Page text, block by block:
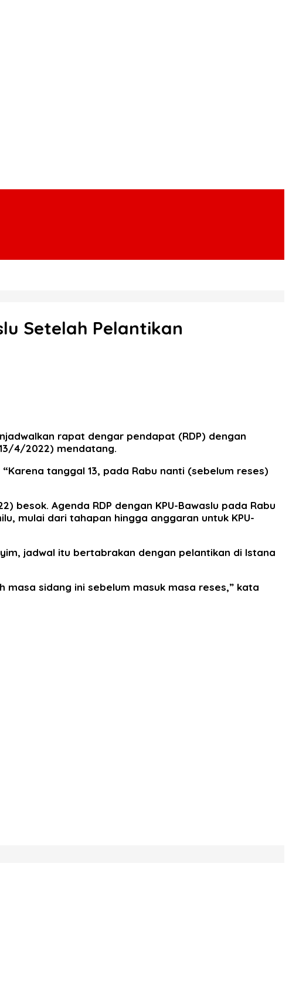
Setelah Pelantikan
rapat dengar pendapat (RDP) dengan
4/2022) mendatang.
tanggal 13, pada Rabu nanti (sebelum reses)
besok. Agenda RDP dengan KPU-Bawaslu pada Rabu
mulai dari tahapan hingga anggaran untuk KPU-
jadwal itu bertabrakan dengan pelantikan di Istana
masa sidang ini sebelum masuk masa reses,” kata